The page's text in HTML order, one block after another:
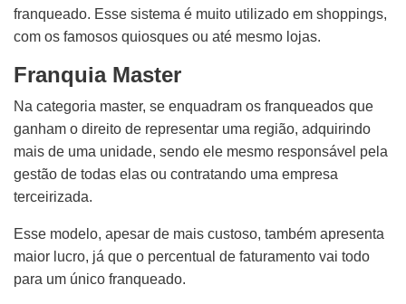
franqueado. Esse sistema é muito utilizado em shoppings,
com os famosos quiosques ou até mesmo lojas.
Franquia Master
Na categoria master, se enquadram os franqueados que
ganham o direito de representar uma região, adquirindo
mais de uma unidade, sendo ele mesmo responsável pela
gestão de todas elas ou contratando uma empresa
terceirizada.
Esse modelo, apesar de mais custoso, também apresenta
maior lucro, já que o percentual de faturamento vai todo
para um único franqueado.